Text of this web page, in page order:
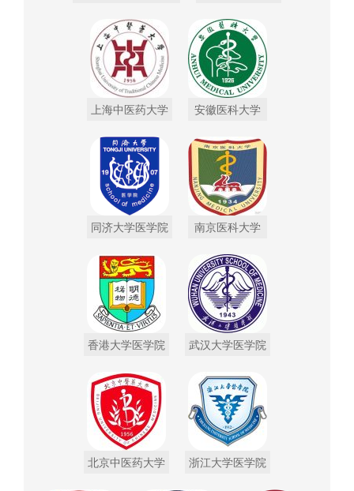
上海中医药大学 安徽医科大学
同济大学医学院 南京医科大学
香港大学医学院 武汉大学医学院
北京中医药大学 浙江大学医学院